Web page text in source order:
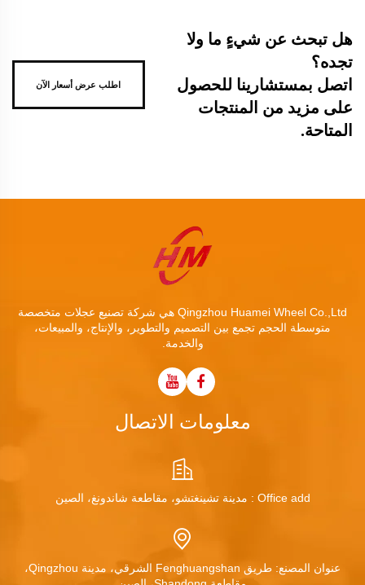
هل تبحث عن شيءٍ ما ولا
تجده؟
اتصل بمستشارينا للحصول
على مزيد من المنتجات
المتاحة.
اطلب عرض أسعار الآن
Qingzhou Huamei Wheel Co.,Ltd هي شركة تصنيع عجلات متخصصة
متوسطة الحجم تجمع بين التصميم والتطوير، والإنتاج، والمبيعات،
والخدمة.
معلومات الاتصال
Office add : مدينة تشينغتشو، مقاطعة شاندونغ، الصين
عنوان المصنع: طريق Fenghuangshan الشرقي، مدينة Qingzhou،